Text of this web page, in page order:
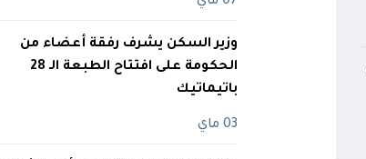
وزير السكن يشرف رفقة أعضاء من
الحكومة على افتتاح الطبعة الـ 28
باتيماتيك
03 ماي